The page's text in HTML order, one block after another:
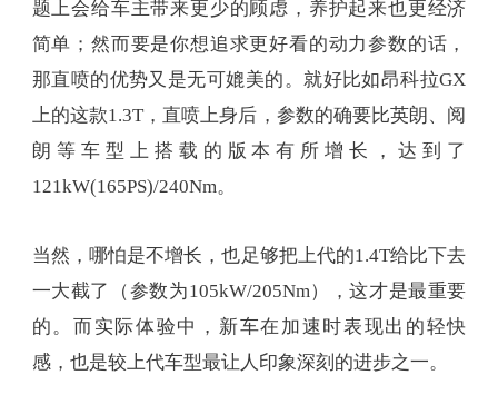
题上会给车主带来更少的顾虑，养护起来也更经济
简单；然而要是你想追求更好看的动力参数的话，
那直喷的优势又是无可媲美的。就好比如昂科拉GX
上的这款1.3T，直喷上身后，参数的确要比英朗、阅
朗等车型上搭载的版本有所增长，达到了
121kW(165PS)/240Nm。
当然，哪怕是不增长，也足够把上代的1.4T给比下去
一大截了（参数为105kW/205Nm），这才是最重要
的。而实际体验中，新车在加速时表现出的轻快
感，也是较上代车型最让人印象深刻的进步之一。